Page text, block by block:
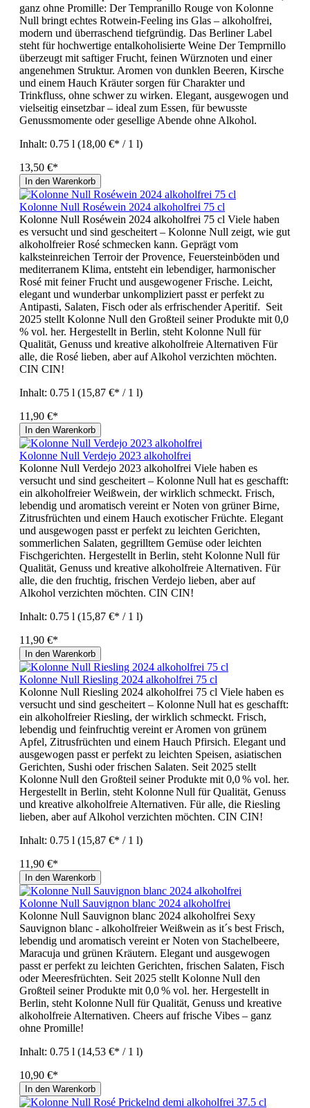
ganz ohne Promille: Der Tempranillo Rouge von Kolonne
Null bringt echtes Rotwein-Feeling ins Glas – alkoholfrei,
modern und überraschend tiefgründig. Das Berliner Label
steht für hochwertige entalkoholisierte Weine Der Temprnillo
überzeugt mit saftiger Frucht, feinen Würznoten und einer
angenehmen Struktur. Aromen von dunklen Beeren, Kirsche
und einem Hauch Kräuter sorgen für Charakter und
Trinkfluss, ohne schwer zu wirken. Elegant, ausgewogen und
vielseitig einsetzbar – ideal zum Essen, für bewusste
Genussmomente oder gesellige Abende ohne Alkohol.
Inhalt: 0.75 l (18,00 €* / 1 l)
13,50 €*
In den Warenkorb
Kolonne Null Roséwein 2024 alkoholfrei 75 cl
Kolonne Null Roséwein 2024 alkoholfrei 75 cl Viele haben
es versucht und sind gescheitert – Kolonne Null zeigt, wie gut
alkoholfreier Rosé schmecken kann. Geprägt vom
kalksteinreichen Terroir der Provence, Feuersteinböden und
mediterranem Klima, entsteht ein lebendiger, harmonischer
Rosé mit feiner Frucht und ausgewogener Frische. Leicht,
elegant und wunderbar unkompliziert passt er perfekt zu
Antipasti, Salaten, Fisch oder als erfrischender Aperitif. Seit
2025 stellt Kolonne Null den Großteil seiner Produkte mit 0,0
% vol. her. Hergestellt in Berlin, steht Kolonne Null für
Qualität, Genuss und kreative alkoholfreie Alternativen Für
alle, die Rosé lieben, aber auf Alkohol verzichten möchten.
CIN CIN!
Inhalt: 0.75 l (15,87 €* / 1 l)
11,90 €*
In den Warenkorb
Kolonne Null Verdejo 2023 alkoholfrei
Kolonne Null Verdejo 2023 alkoholfrei Viele haben es
versucht und sind gescheitert – Kolonne Null hat es geschafft:
ein alkoholfreier Weißwein, der wirklich schmeckt. Frisch,
lebendig und aromatisch vereint er Noten von grüner Birne,
Zitrusfrüchten und einem Hauch exotischer Früchte. Elegant
und ausgewogen passt er perfekt zu leichten Gerichten,
sommerlichen Salaten, gegrilltem Gemüse oder leichten
Fischgerichten. Hergestellt in Berlin, steht Kolonne Null für
Qualität, Genuss und kreative alkoholfreie Alternativen. Für
alle, die den fruchtig, frischen Verdejo lieben, aber auf
Alkohol verzichten möchten. CIN CIN!
Inhalt: 0.75 l (15,87 €* / 1 l)
11,90 €*
In den Warenkorb
Kolonne Null Riesling 2024 alkoholfrei 75 cl
Kolonne Null Riesling 2024 alkoholfrei 75 cl Viele haben es
versucht und sind gescheitert – Kolonne Null hat es geschafft:
ein alkoholfreier Riesling, der wirklich schmeckt. Frisch,
lebendig und feinfruchtig vereint er Aromen von grünem
Apfel, Zitrusfrüchten und einem Hauch Pfirsich. Elegant und
ausgewogen passt er perfekt zu leichten Speisen, asiatischen
Gerichten, Sushi oder frischen Salaten. Seit 2025 stellt
Kolonne Null den Großteil seiner Produkte mit 0,0 % vol. her.
Hergestellt in Berlin, steht Kolonne Null für Qualität, Genuss
und kreative alkoholfreie Alternativen. Für alle, die Riesling
lieben, aber auf Alkohol verzichten möchten. CIN CIN!
Inhalt: 0.75 l (15,87 €* / 1 l)
11,90 €*
In den Warenkorb
Kolonne Null Sauvignon blanc 2024 alkoholfrei
Kolonne Null Sauvignon blanc 2024 alkoholfrei Sexy
Sauvignon blanc - alkoholfreier Weißwein as it´s best Frisch,
lebendig und aromatisch vereint er Noten von Stachelbeere,
Maracuja und grünen Kräutern. Elegant und ausgewogen
passt er perfekt zu leichten Gerichten, frischen Salaten, Fisch
oder Meeresfrüchten. Seit 2025 stellt Kolonne Null den
Großteil seiner Produkte mit 0,0 % vol. her. Hergestellt in
Berlin, steht Kolonne Null für Qualität, Genuss und kreative
alkoholfreie Alternativen. Cheers auf frische Vibes – ganz
ohne Promille!
Inhalt: 0.75 l (14,53 €* / 1 l)
10,90 €*
In den Warenkorb